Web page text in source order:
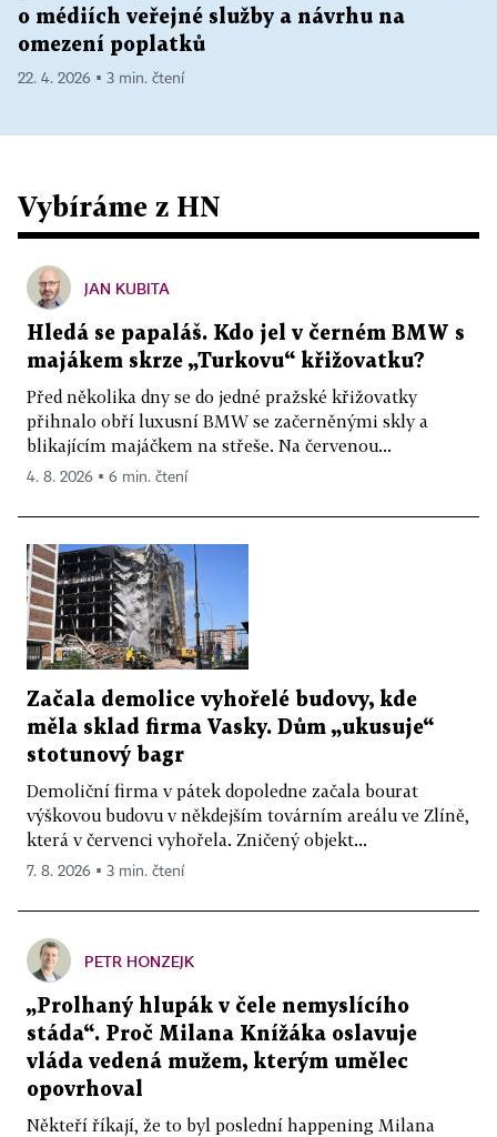
o médiích veřejné služby a návrhu na
omezení poplatků
22. 4. 2026 ▪ 3 min. čtení
Vybíráme z HN
JAN KUBITA
Hledá se papaláš. Kdo jel v černém BMW s
majákem skrze „Turkovu“ křižovatku?
Před několika dny se do jedné pražské křižovatky
přihnalo obří luxusní BMW se začerněnými skly a
blikajícím majáčkem na střeše. Na červenou...
4. 8. 2026 ▪ 6 min. čtení
Začala demolice vyhořelé budovy, kde
měla sklad firma Vasky. Dům „ukusuje“
stotunový bagr
Demoliční firma v pátek dopoledne začala bourat
výškovou budovu v někdejším továrním areálu ve Zlíně,
která v červenci vyhořela. Zničený objekt...
7. 8. 2026 ▪ 3 min. čtení
PETR HONZEJK
„Prolhaný hlupák v čele nemyslícího
stáda“. Proč Milana Knížáka oslavuje
vláda vedená mužem, kterým umělec
opovrhoval
Někteří říkají, že to byl poslední happening Milana